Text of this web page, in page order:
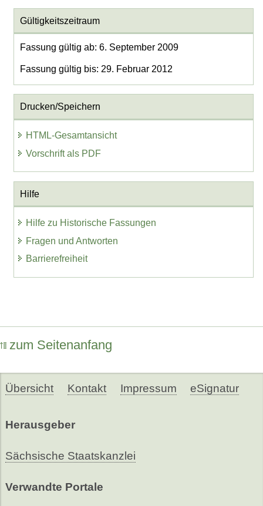
Gültigkeitszeitraum
Fassung gültig ab: 6. September 2009
Fassung gültig bis: 29. Februar 2012
Drucken/Speichern
HTML-Gesamtansicht
Vorschrift als PDF
Hilfe
Hilfe zu Historische Fassungen
Fragen und Antworten
Barrierefreiheit
zum Seitenanfang
Übersicht Kontakt Impressum eSignatur
Herausgeber
Sächsische Staatskanzlei
Verwandte Portale